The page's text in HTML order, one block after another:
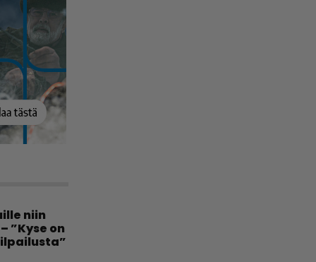
niin
”Kyse on